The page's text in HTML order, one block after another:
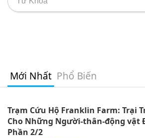
Mới Nhất Phổ Biến
Trạm Cứu Hộ Franklin Farm: Trại
Cho Những Người-thân-động vật
Phần 2/2